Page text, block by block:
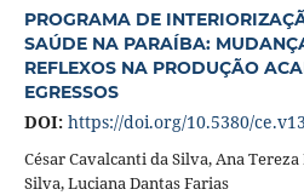
PROGRAMA DE
SAÚDE NA PARAÍBA:
REFLEXOS NA PRODUÇÃO
EGRESSOS
DOI: https://doi.org/10.5380/
César Cavalcanti da Silva, Ana
Silva, Luciana Dantas Farias